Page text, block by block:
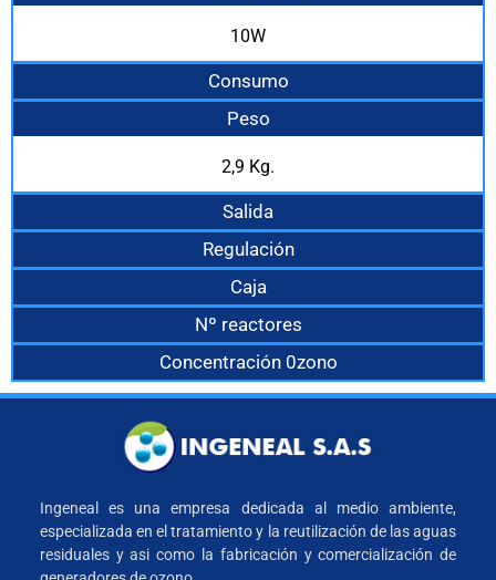
10W
Consumo
Peso
2,9 Kg.
Salida
Regulación
Caja
Nº reactores
Concentración 0zono
Ingeneal es una empresa dedicada al medio ambiente,
especializada en el tratamiento y la reutilización de las aguas
residuales y asi como la fabricación y comercialización de